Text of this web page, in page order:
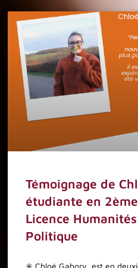
Témoignage de
étudiante en
Licence
Politique
✳️ Chloé Gabory, est en